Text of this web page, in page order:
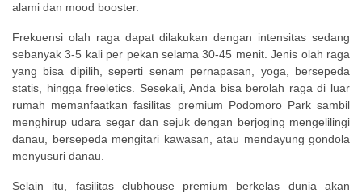
alami dan mood booster.
Frekuensi olah raga dapat dilakukan dengan intensitas sedang
sebanyak 3-5 kali per pekan selama 30-45 menit. Jenis olah raga
yang bisa dipilih, seperti senam pernapasan, yoga, bersepeda
statis, hingga freeletics. Sesekali, Anda bisa berolah raga di luar
rumah memanfaatkan fasilitas premium Podomoro Park sambil
menghirup udara segar dan sejuk dengan berjoging mengelilingi
danau, bersepeda mengitari kawasan, atau mendayung gondola
menyusuri danau.
Selain itu, fasilitas clubhouse premium berkelas dunia akan